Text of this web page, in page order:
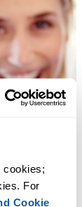
cookies;
For
Cookie